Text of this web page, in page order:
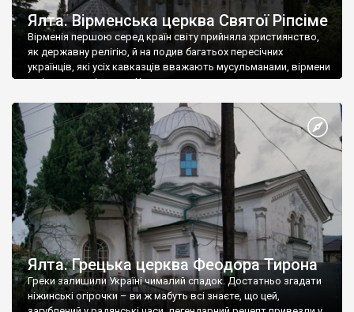
Ялта. Вірменська церква Святої Ріпсіме
Вірменія першою серед країн світу прийняла християнство,
як державну релігію, й на подив багатьох пересічних
українців, які усіх кавказців вважають мусульманами, вірмени
є відданими вірянами Христа
Ялта. Грецька церква Феодора Тирона
Греки залишили Україні чималий спадок. Достатньо згадати
ніжинські огірочки – ви ж мабуть всі знаєте, що цей,